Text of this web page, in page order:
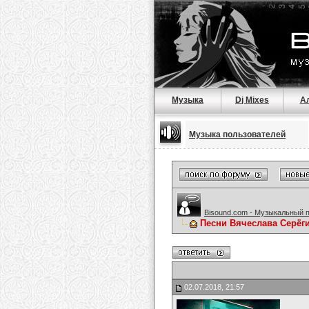
Музыка Dj Mixes
Музыка пользователей
Bisound.com - Музыкальный
Песни Вячеслава
02.07.2018, 21:57